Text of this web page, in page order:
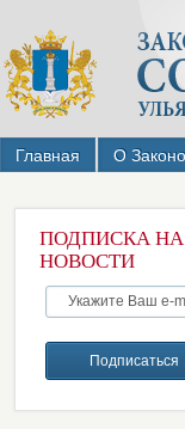
Главная О
ПОДПИСКА НА
НОВОСТИ